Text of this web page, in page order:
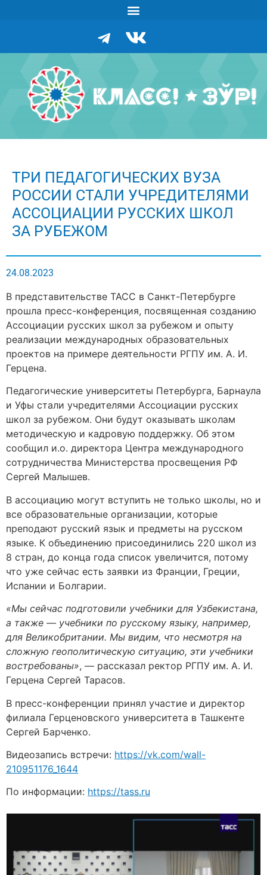
ТРИ ПЕДАГОГИЧЕСКИХ ВУЗА
РОССИИ СТАЛИ УЧРЕДИТЕЛЯМИ
АССОЦИАЦИИ РУССКИХ ШКОЛ
ЗА РУБЕЖОМ
24.08.2023
В представительстве ТАСС в Санкт-Петербурге
прошла пресс-конференция, посвященная созданию
Ассоциации русских школ за рубежом и опыту
реализации международных образовательных
проектов на примере деятельности РГПУ им. А. И.
Герцена.
Педагогические университеты Петербурга, Барнаула
и Уфы стали учредителями Ассоциации русских
школ за рубежом. Они будут оказывать школам
методическую и кадровую поддержку. Об этом
сообщил и.о. директора Центра международного
сотрудничества Министерства просвещения РФ
Сергей Малышев.
В ассоциацию могут вступить не только школы, но и
все образовательные организации, которые
преподают русский язык и предметы на русском
языке. К объединению присоединились 220 школ из
8 стран, до конца года список увеличится, потому
что уже сейчас есть заявки из Франции, Греции,
Испании и Болгарии.
«Мы сейчас подготовили учебники для Узбекистана,
а также — учебники по русскому языку, например,
для Великобритании. Мы видим, что несмотря на
сложную геополитическую ситуацию, эти учебники
востребованы», — рассказал ректор РГПУ им. А. И.
Герцена Сергей Тарасов.
В пресс-конференции принял участие и директор
филиала Герценовского университета в Ташкенте
Сергей Барченко.
Видеозапись встречи: https://vk.com/wall-
210951176_1644
По информации: https://tass.ru